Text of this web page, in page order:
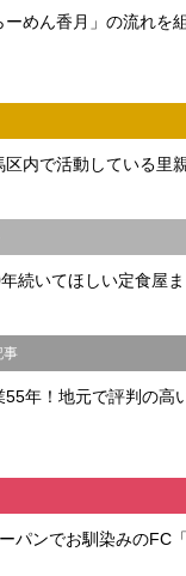
めん香月」の流れを
区内で活動している里
続いてほしい定食屋
事
55年！地元で評判の高
パンでお馴染みのFC